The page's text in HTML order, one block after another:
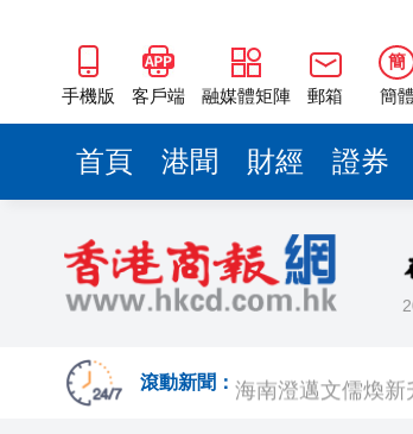
手機版 客戶端 融媒體矩陣 郵箱
簡
簡體
首頁 港聞 財經 證券
滾動新聞：
梁振英率港區全國
2025年海南儋州以
山東26戶省屬國
閩粵贛三地漢樂藝
黎智英案｜吳良好
海南澄邁文儒煥